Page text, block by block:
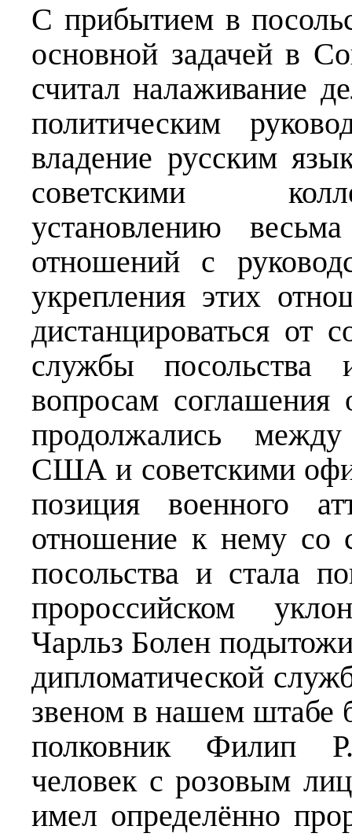
С прибытием в
основной задачей в
считал налаживание
политическим
владение русским
советскими
установлению
отношений с
укрепления этих
дистанцироваться от
службы
вопросам
продолжались между
США и советскими
позиция военного
отношение к нему со
посольства и стала
пророссийском
Чарльз Болен
дипломатической
звеном в нашем штабе
полковник Филип
человек с розовым
имел определённо